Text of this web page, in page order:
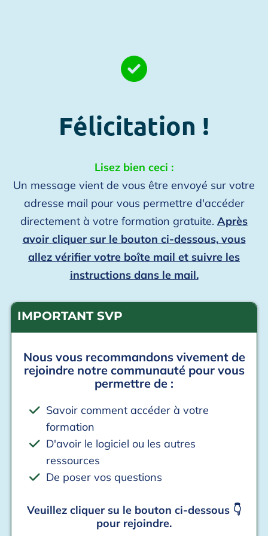
Félicitation !
Lisez bien ceci :
Un message vient de vous être envoyé sur votre
adresse mail pour vous permettre d'accéder
directement à votre formation gratuite. Après
avoir cliquer sur le bouton ci-dessous, vous
allez vérifier votre boîte mail et suivre les
instructions dans le mail.
IMPORTANT SVP
Nous vous recommandons vivement de
rejoindre notre communauté pour vous
permettre de :
Savoir comment accéder à votre
formation
D'avoir le logiciel ou les autres
ressources
De poser vos questions
Veuillez cliquer su le bouton ci-dessous 👇
pour rejoindre.